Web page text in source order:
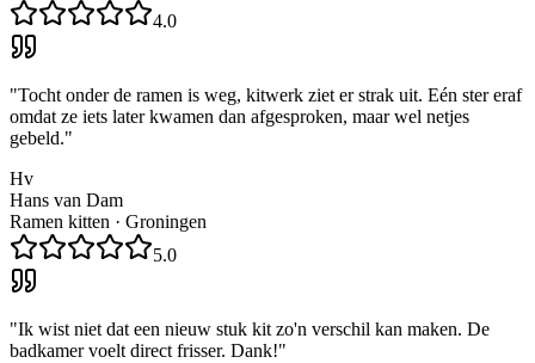
4.0
"Tocht onder de ramen is weg, kitwerk ziet er strak uit. Eén ster eraf
omdat ze iets later kwamen dan afgesproken, maar wel netjes
gebeld."
Hv
Hans van Dam
Ramen kitten · Groningen
5.0
"Ik wist niet dat een nieuw stuk kit zo'n verschil kan maken. De
badkamer voelt direct frisser. Dank!"